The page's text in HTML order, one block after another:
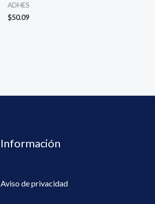
ADHES
$50.09
Información
Aviso de privacidad